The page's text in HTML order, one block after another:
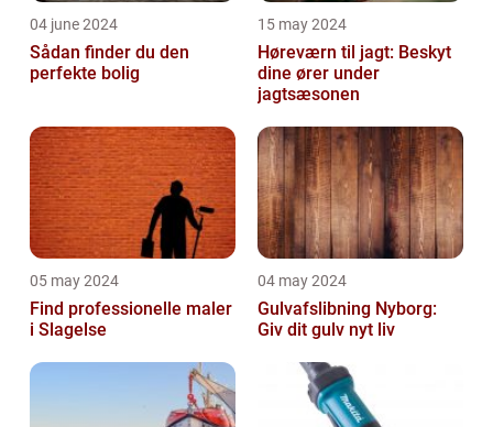
04 june 2024
Sådan finder du den
perfekte bolig
15 may 2024
Høreværn til jagt: Beskyt
dine ører under
jagtsæsonen
05 may 2024
Find professionelle maler
i Slagelse
04 may 2024
Gulvafslibning Nyborg:
Giv dit gulv nyt liv